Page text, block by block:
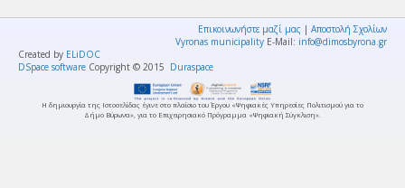
Επικοινωνήστε μαζί μας | Αποστολή Σχολίων
Vyronas municipality E-Mail: info@dimosbyrona.gr
Created by ELiDOC
DSpace software Copyright © 2015 Duraspace
Η δημιουργία της Ιστοσελίδας έγινε στο πλαίσιο του Έργου «Ψηφιακές Υπηρεσίες Πολιτισμού για το
Δήμο Βύρωνα», για το Επιχειρησιακό Πρόγραμμα «Ψηφιακή Σύγκλιση».